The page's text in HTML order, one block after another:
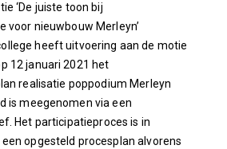
‘De juiste toon bij
voor nieuwbouw Merleyn’
heeft uitvoering aan de motie
12 januari 2021 het
realisatie poppodium Merleyn
is meegenomen via een
Het participatieproces is in
opgesteld procesplan alvorens